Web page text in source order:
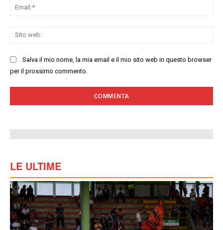
Salva il mio nome, la mia email e il mio sito web in questo browser
per il prossimo commento.
LE ULTIME